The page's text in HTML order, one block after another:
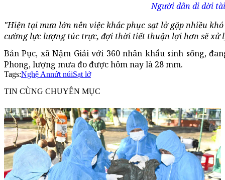
Người dân di dời
"Hiện tại mưa lớn nên việc khắc phục sạt lở gặp nhiều
cường lực lượng túc trực, đợi thời tiết thuận lợi hơn sẽ xử
Bản Pục, xã Nậm Giải với 360 nhân khẩu sinh sống,
Phong, lượng mưa đo được hôm nay là 28 mm.
Tags:Nghệ Annứt núiSạt lở
TIN CÙNG CHUYÊN MỤC